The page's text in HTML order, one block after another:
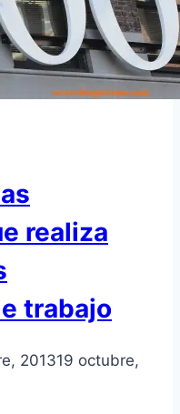
realiza
trabajo
201319 octubre,